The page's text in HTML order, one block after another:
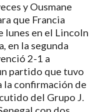
y Ousmane
que Francia
lunes en el Lincoln
en la segunda
2-1 a
partido que tuvo
la confirmación de
del Grupo J.